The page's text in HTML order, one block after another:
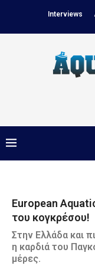
Interviews
European
του κογκρέσου!
Στην Ελλάδα και
η καρδιά του
μέρες.